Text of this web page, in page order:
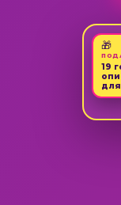
🎁
19